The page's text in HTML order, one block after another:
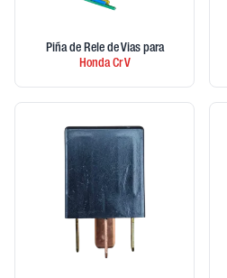
Piña de Rele de Vias para
HondaCr V